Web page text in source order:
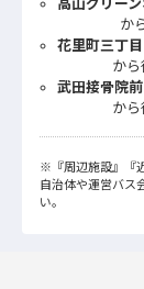
高山グリー
か
花里町三丁目
か
武田接骨院前
か
※ 『周辺施設』 『
自治体や運営バス
い。